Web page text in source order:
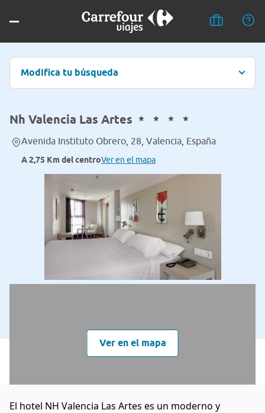
Modifica tu búsqueda
Nh Valencia Las Artes
Avenida Instituto Obrero, 28, Valencia, España
A 2,75 Km del centroVer en el mapa
Ver en el mapa
El hotel NH Valencia Las Artes es un moderno y